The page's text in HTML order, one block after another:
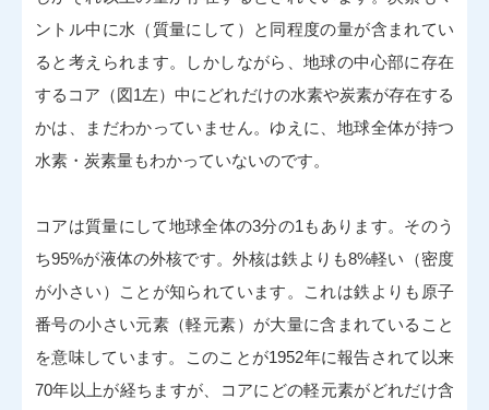
ントル中に水（質量にして）と同程度の量が含まれてい
ると考えられます。しかしながら、地球の中心部に存在
するコア（図1左）中にどれだけの水素や炭素が存在する
かは、まだわかっていません。ゆえに、地球全体が持つ
水素・炭素量もわかっていないのです。
コアは質量にして地球全体の3分の1もあります。そのう
ち95%が液体の外核です。外核は鉄よりも8%軽い（密度
が小さい）ことが知られています。これは鉄よりも原子
番号の小さい元素（軽元素）が大量に含まれていること
を意味しています。このことが1952年に報告されて以来
70年以上が経ちますが、コアにどの軽元素がどれだけ含